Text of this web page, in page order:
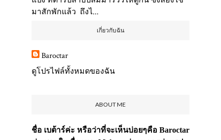
มาสักพักแล้ว ถึงไ...
เกี่ยวกับฉัน
Baroctar
ดูโปรไฟล์ทั้งหมดของฉัน
ABOUT ME
ชื่อ เบต้าร์ค่ะ หรือว่าที่จะเห็นบ่อยๆคือ Baroctar